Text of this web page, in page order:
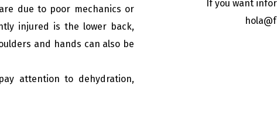
due to poor mechanics or
injured is the lower back,
and hands can also be
attention to dehydration,
If you want